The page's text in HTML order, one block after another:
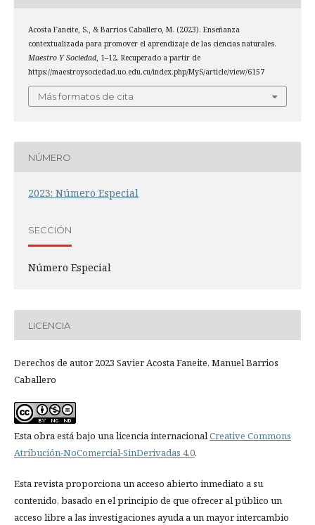
Acosta Faneite, S., & Barrios Caballero, M. (2023). Enseñanza
contextualizada para promover el aprendizaje de las ciencias naturales.
Maestro Y Sociedad, 1–12. Recuperado a partir de
https://maestroysociedad.uo.edu.cu/index.php/MyS/article/view/6157
Más formatos de cita
NÚMERO
2023: Número Especial
SECCIÓN
Número Especial
LICENCIA
Derechos de autor 2023 Savier Acosta Faneite, Manuel Barrios
Caballero
Esta obra está bajo una licencia internacionalCreative Commons
Atribución-NoComercial-SinDerivadas 4.0.
Esta revista proporciona un acceso abierto inmediato a su
contenido, basado en el principio de que ofrecer al público un
acceso libre a las investigaciones ayuda a un mayor intercambio